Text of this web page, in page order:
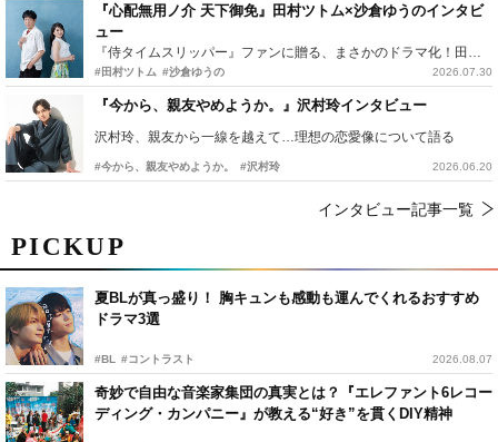
PICKUP
夏BLが真っ盛り！ 胸キュンも感動も運んでくれるおすすめ
ドラマ3選
#BL #コントラスト 2026.08.07
奇妙で自由な音楽家集団の真実とは？『エレファント6レコー
ディング・カンパニー』が教える“好き”を貫くDIY精神
『心配無用ノ介 天下御免』田村ツトム×沙倉ゆうのインタビ
ュー
『侍タイムスリッパー』ファンに贈る、まさかのドラマ化！田村ツトム×沙倉ゆうのが語る『心配無用ノ介』撮影秘話
#田村ツトム #沙倉ゆうの 2026.07.30
『今から、親友やめようか。』沢村玲インタビュー
沢村玲、親友から一線を越えて…理想の恋愛像について語る
#今から、親友やめようか。 #沢村玲 2026.06.20
インタビュー記事一覧